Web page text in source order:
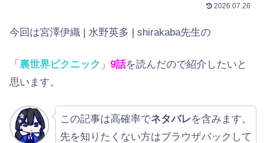
2026.07.26
今回は宮澤伊織 | 水野英多 | shirakaba先生の
「 裏世界ピクニック 」 9話を読んだので紹介したいと
思います。
この記事は高確率でネタバレを含みます。
先を知りたくない方はブラウザバックして